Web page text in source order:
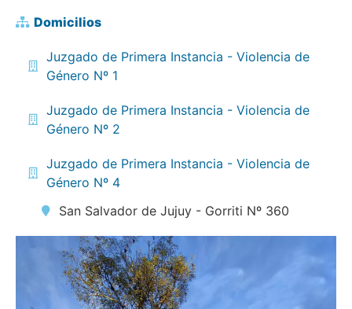
Domicilios
Juzgado de Primera Instancia - Violencia de
Género Nº 1
Juzgado de Primera Instancia - Violencia de
Género Nº 2
Juzgado de Primera Instancia - Violencia de
Género Nº 4
San Salvador de Jujuy - Gorriti Nº 360